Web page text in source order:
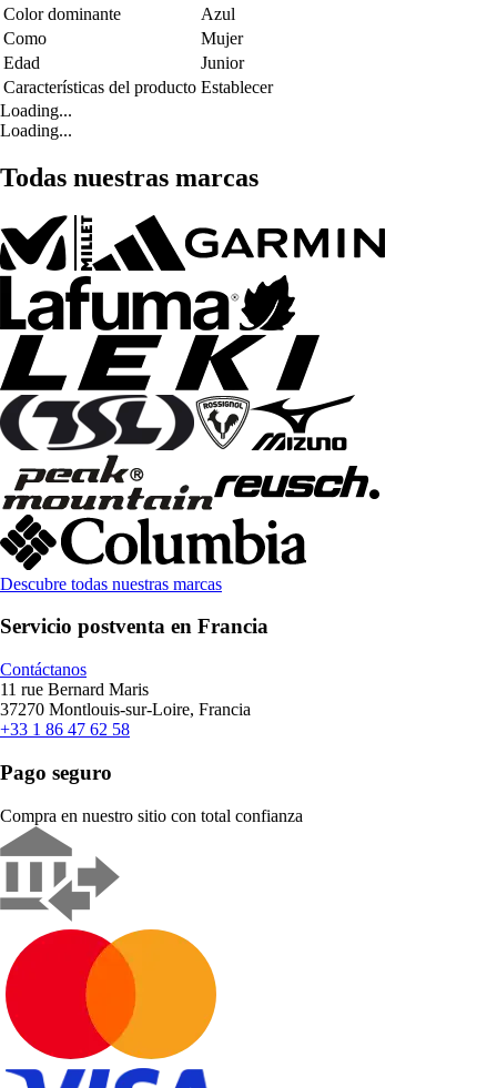
Color dominante
Azul
Como
Mujer
Edad
Junior
Características del producto Establecer
Loading...
Loading...
Todas nuestras marcas
Descubre todas nuestras marcas
Servicio postventa en Francia
Contáctanos
11 rue Bernard Maris
37270 Montlouis-sur-Loire, Francia
+33 1 86 47 62 58
Pago seguro
Compra en nuestro sitio con total confianza